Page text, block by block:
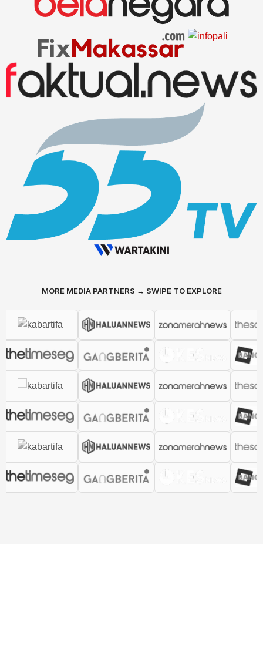
MORE MEDIA PARTNERS → SWIPE TO EXPLORE